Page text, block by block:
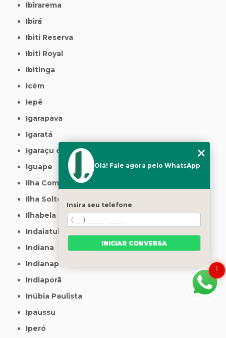
Ibirarema
Ibirá
Ibiti Reserva
Ibiti Royal
Ibitinga
Icém
Iepê
Igarapava
Igaratá
Igaraçu do Tietê
Iguape
Ilha Comprida
Ilha Solteira
Ilhabela
Indaiatuba
Indiana
Indianapolis
Indiaporã
Inúbia Paulista
Ipaussu
Iperó
1
Olá! Fale agora pelo WhatsApp
Insira seu telefone
INICIAR CONVERSA